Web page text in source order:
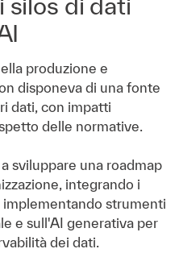
silos di dati
produzione e
disponeva di una fonte
dati, con impatti
delle normative.
sviluppare una roadmap
integrando i
implementando strumenti
e sull'AI generativa per
dei dati.